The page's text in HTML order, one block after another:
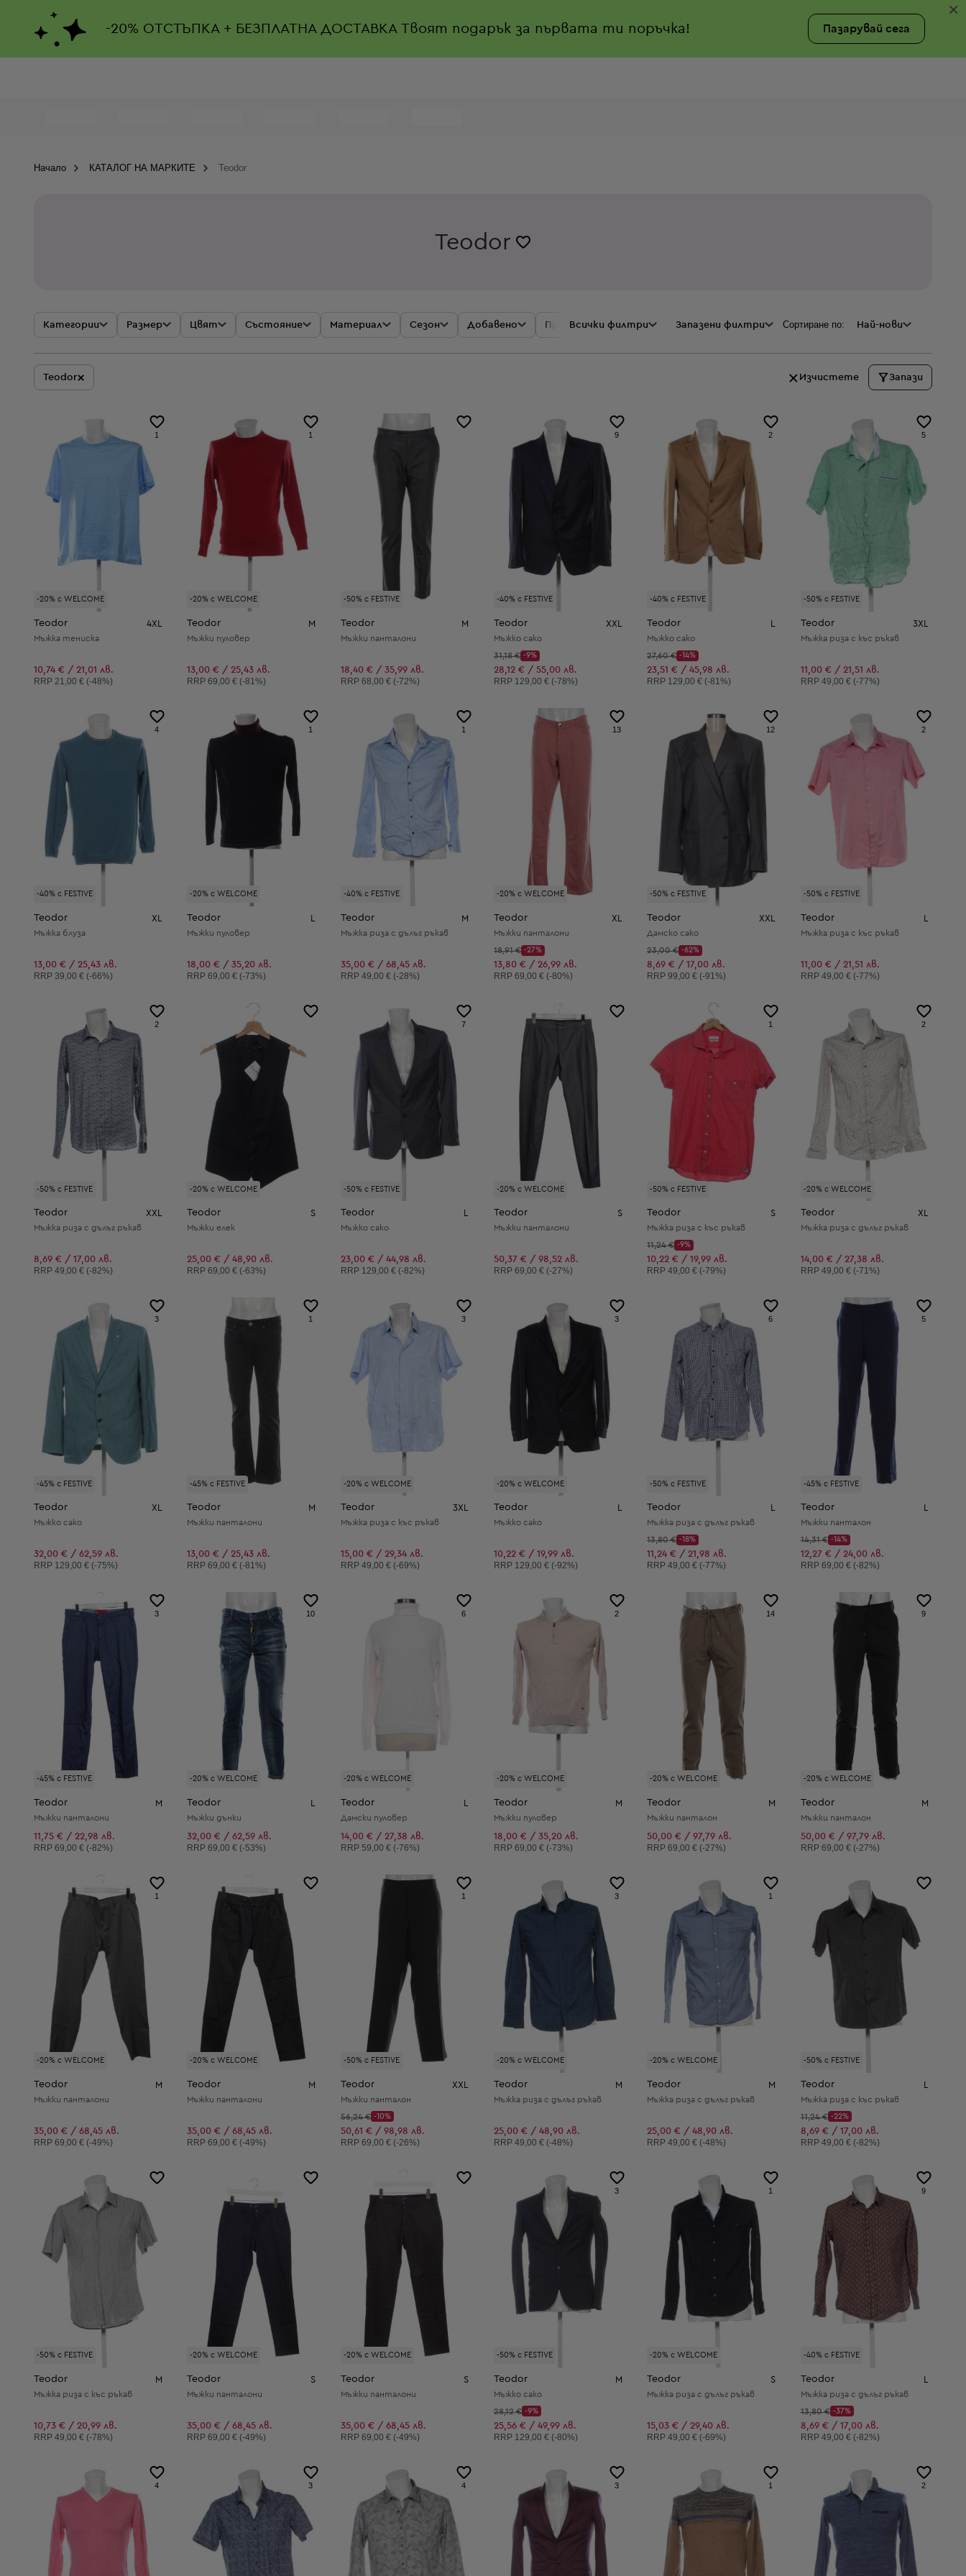
-20% ОТСТЪПКА + БЕЗПЛАТНА ДОСТАВКАТвоят подарък за първата ти поръчка! Пазарувай сега
×
Начало КАТАЛОГ НА МАРКИТЕ Teodor
Teodor
Категории Размер Цвят Състояние Материал Сезон Добавено Промоции Цена
Всички филтри Запазени филтри Сортиране по: Най-нови
Teodor× Изчистете Запази
-20% с WELCOME
1
Teodor 4XL
Мъжка тениска
10,74 € / 21,01 лв.
Препоръчителна цена:
RRP 21,00 € (-48%)
-20% с WELCOME
1
Teodor M
Мъжки пуловер
13,00 € / 25,43 лв.
Препоръчителна цена:
RRP69,00 € (-81%)
-50% с FESTIVE
Teodor M
Мъжки панталони
18,40 € / 35,99 лв.
Препоръчителна цена:
RRP 68,00 € (-72%)
-40% с FESTIVE
9
Teodor XXL
Мъжко сако
Начална цена:
31,18 €
Discount Price:
-9%
Намалена цена:
28,12 € / 55,00 лв.
Препоръчителна цена:
RRP 129,00 € (-78%)
-40% с FESTIVE
2
Teodor
Мъжко сако
Начална цена:
27,60 €
Discount Price:
-14%
Намалена цена:
23,51 € / 45,98 лв.
Препоръчителна цена:
RRP 129,00 € (-81%)
-50% с FESTIVE
5
Teodor 3XL
Мъжка риза с къс ръкав
11,00 € / 21,51 лв.
Препоръчителна цена:
RRP 49,00 € (-77%)
-40% с FESTIVE
4
Teodor XL
Мъжка блуза
13,00 € / 25,43 лв.
Препоръчителна цена:
RRP 39,00 € (-66%)
-20% с WELCOME
1
Teodor
Мъжки пуловер
18,00 € / 35,20 лв.
Препоръчителна цена:
RRP69,00 € (-73%)
-40% с FESTIVE
1
Teodor M
Мъжка риза с дълъг ръкав
35,00 € / 68,45 лв.
Препоръчителна цена:
RRP 49,00 € (-28%)
-20% с WELCOME
13
Teodor XL
Мъжки панталони
Начална цена:
18,91 €
Discount Price:
-27%
Намалена цена:
13,80 € / 26,99 лв.
Препоръчителна цена:
RRP 69,00 € (-80%)
-50% с FESTIVE
12
Teodor XXL
Дамско сако
Начална цена:
23,00 €
Discount Price:
-62%
Намалена цена:
8,69 € / 17,00 лв.
Препоръчителна цена:
RRP99,00 € (-91%)
-50% с FESTIVE
2
Teodor
Мъжка риза с къс ръкав
11,00 € / 21,51 лв.
Препоръчителна цена:
RRP 49,00 € (-77%)
-50% с FESTIVE
2
Teodor XXL
Мъжка риза с дълъг ръкав
8,69 € / 17,00 лв.
Препоръчителна цена:
RRP 49,00 € (-82%)
-20% с WELCOME
Teodor S
Мъжки елек
25,00 € / 48,90 лв.
Препоръчителна цена:
RRP69,00 € (-63%)
-50% с FESTIVE
7
Teodor
Мъжко сако
23,00 € / 44,98 лв.
Препоръчителна цена:
RRP 129,00 € (-82%)
-20% с WELCOME
Teodor S
Мъжки панталони
50,37 € / 98,52 лв.
Препоръчителна цена:
RRP 69,00 € (-27%)
-50% с FESTIVE
1
Teodor S
Мъжка риза с къс ръкав
Начална цена:
11,24 €
Discount Price:
-9%
Намалена цена:
10,22 € / 19,99 лв.
Препоръчителна цена:
RRP49,00 € (-79%)
-20% с WELCOME
2
Teodor XL
Мъжка риза с дълъг ръкав
14,00 € / 27,38 лв.
Препоръчителна цена:
RRP 49,00 € (-71%)
-45% с FESTIVE
3
Teodor XL
Мъжко сако
32,00 € / 62,59 лв.
Препоръчителна цена:
RRP 129,00 € (-75%)
-45% с FESTIVE
1
Teodor M
Мъжки панталони
13,00 € / 25,43 лв.
Препоръчителна цена:
RRP69,00 € (-81%)
-20% с WELCOME
3
Teodor 3XL
Мъжка риза с къс ръкав
15,00 € / 29,34 лв.
Препоръчителна цена:
RRP 49,00 € (-69%)
-20% с WELCOME
3
Teodor
Мъжко сако
10,22 € / 19,99 лв.
Препоръчителна цена:
RRP 129,00 € (-92%)
-50% с FESTIVE
6
Teodor
Мъжка риза с дълъг ръкав
Начална цена:
13,80 €
Discount Price:
-18%
Намалена цена:
11,24 € / 21,98 лв.
Препоръчителна цена:
RRP49,00 € (-77%)
-45% с FESTIVE
5
Teodor
Мъжки панталон
Начална цена:
14,31 €
Discount Price:
-14%
Намалена цена:
12,27 € / 24,00 лв.
Препоръчителна цена:
RRP 69,00 € (-82%)
-45% с FESTIVE
3
Teodor M
Мъжки панталони
11,75 € / 22,98 лв.
Препоръчителна цена:
RRP 69,00 € (-82%)
-20% с WELCOME
10
Teodor L
Мъжки дънки
32,00 € / 62,59 лв.
Препоръчителна цена:
RRP69,00 € (-53%)
-20% с WELCOME
6
Teodor L
Дамски пуловер
14,00 € / 27,38 лв.
Препоръчителна цена:
RRP 59,00 € (-76%)
-20% с WELCOME
2
Teodor M
Мъжки пуловер
18,00 € / 35,20 лв.
Препоръчителна цена:
RRP 69,00 € (-73%)
-20% с WELCOME
14
Teodor M
Мъжки панталон
50,00 € / 97,79 лв.
Препоръчителна цена:
RRP69,00 € (-27%)
-20% с WELCOME
9
Teodor M
Мъжки панталон
50,00 € / 97,79 лв.
Препоръчителна цена:
RRP 69,00 € (-27%)
-20% с WELCOME
1
Teodor M
Мъжки панталони
35,00 € / 68,45 лв.
Препоръчителна цена:
RRP 69,00 € (-49%)
-20% с WELCOME
Teodor M
Мъжки панталони
35,00 € / 68,45 лв.
Препоръчителна цена:
RRP69,00 € (-49%)
-50% с FESTIVE
1
Teodor XXL
Мъжки панталон
Начална цена:
56,24 €
Discount Price:
-10%
Намалена цена:
50,61 € / 98,98 лв.
Препоръчителна цена:
RRP 69,00 € (-26%)
-20% с WELCOME
3
Teodor M
Мъжка риза с дълъг ръкав
25,00 € / 48,90 лв.
Препоръчителна цена:
RRP 49,00 € (-48%)
-20% с WELCOME
1
Teodor M
Мъжка риза с дълъг ръкав
25,00 € / 48,90 лв.
Препоръчителна цена:
RRP49,00 € (-48%)
-50% с FESTIVE
Teodor L
Мъжка риза с къс ръкав
Начална цена:
11,24 €
Discount Price:
-22%
Намалена цена:
8,69 € / 17,00 лв.
Препоръчителна цена:
RRP 49,00 € (-82%)
-50% с FESTIVE
Teodor M
Мъжка риза с къс ръкав
10,73 € / 20,99 лв.
Препоръчителна цена:
RRP 49,00 € (-78%)
-20% с WELCOME
Teodor S
Мъжки панталони
35,00 € / 68,45 лв.
Препоръчителна цена:
RRP69,00 € (-49%)
-20% с WELCOME
Teodor S
Мъжки панталони
35,00 € / 68,45 лв.
Препоръчителна цена:
RRP 69,00 € (-49%)
-50% с FESTIVE
3
Teodor M
Мъжко сако
Начална цена:
28,12 €
Discount Price:
-9%
Намалена цена:
25,56 € / 49,99 лв.
Препоръчителна цена:
RRP 129,00 € (-80%)
-20% с WELCOME
1
Teodor S
Мъжка риза с дълъг ръкав
15,03 € / 29,40 лв.
Препоръчителна цена:
RRP49,00 € (-69%)
-40% с FESTIVE
9
Teodor L
Мъжка риза с дълъг ръкав
Начална цена:
13,80 €
Discount Price:
-37%
Намалена цена:
8,69 € / 17,00 лв.
Препоръчителна цена:
RRP 49,00 € (-82%)
4 3 4 3 1 2